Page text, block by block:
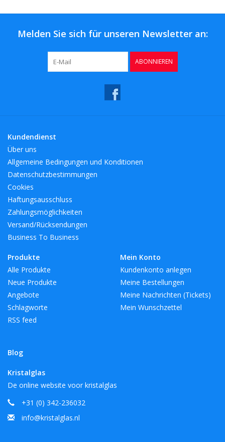
Melden Sie sich für unseren Newsletter an:
ABONNIEREN
Kundendienst
Über uns
Allgemeine Bedingungen und Konditionen
Datenschutzbestimmungen
Cookies
Haftungsausschluss
Zahlungsmöglichkeiten
Versand/Rücksendungen
Business To Business
Produkte
Alle Produkte
Neue Produkte
Angebote
Schlagworte
RSS feed
Blog
Mein Konto
Kundenkonto anlegen
Meine Bestellungen
Meine Nachrichten (Tickets)
Mein Wunschzettel
Kristalglas
De online website voor kristalglas
+31 (0) 342-236032
info@kristalglas.nl